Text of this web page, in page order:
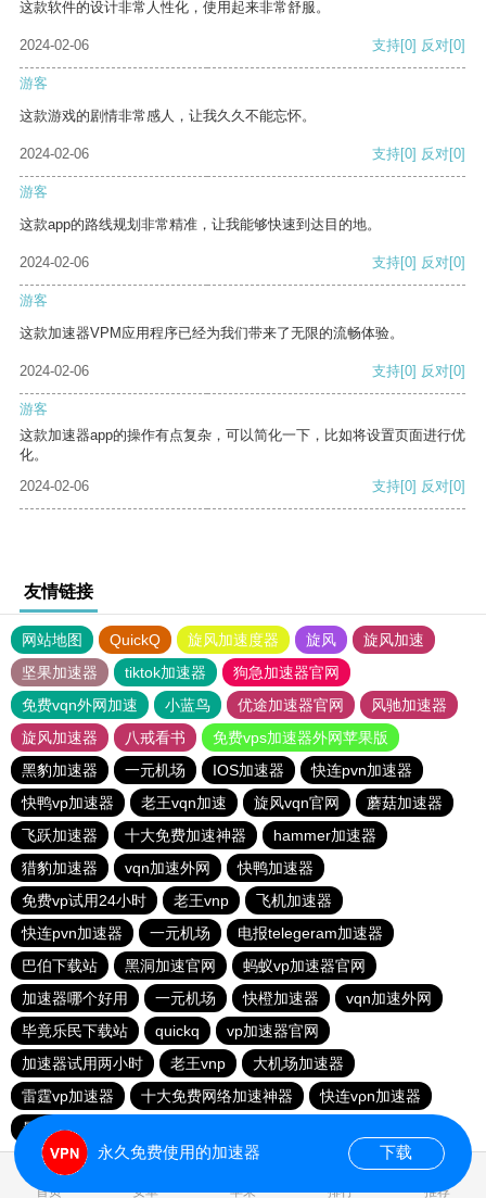
这款软件的设计非常人性化，使用起来非常舒服。
2024-02-06 支持[0] 反对[0]
游客
这款游戏的剧情非常感人，让我久久不能忘怀。
2024-02-06 支持[0] 反对[0]
游客
这款app的路线规划非常精准，让我能够快速到达目的地。
2024-02-06 支持[0] 反对[0]
游客
这款加速器VPM应用程序已经为我们带来了无限的流畅体验。
2024-02-06 支持[0] 反对[0]
游客
这款加速器app的操作有点复杂，可以简化一下，比如将设置页面进行优
化。
2024-02-06
支持[0] 反对[0]
友情链接
网站地图 QuickQ 旋风加速度器 旋风
旋风加速
坚果加速器
tiktok加速器
狗急加速器官网
免费vqn外网加速
小蓝鸟 优途加速器官网
风驰加速器
旋风加速器
八戒看书
免费vps加速器外网苹果版
黑豹加速器
一元机场 IOS加速器
快连pvn加速器
快鸭vp加速器
老王vqn加速 旋风vqn官网
蘑菇加速器
飞跃加速器
十大免费加速神器
hammer加速器
猎豹加速器
vqn加速外网
快鸭加速器
免费vp试用24小时
老王vnp
飞机加速器
快连pvn加速器
一元机场
电报telegeram加速器
巴伯下载站
黑洞加速官网
蚂蚁vp加速器官网
加速器哪个好用
一元机场 快橙加速器
vqn加速外网
毕竟乐民下载站
quickq
vp加速器官网
加速器试用两小时
老王vnp
大机场加速器
雷霆vp加速器
十大免费网络加速神器
快连vρn加速器
暴雪加速器
首页 安卓 苹果 排行 推荐
永久免费使用的加速器 下载
1.472450s